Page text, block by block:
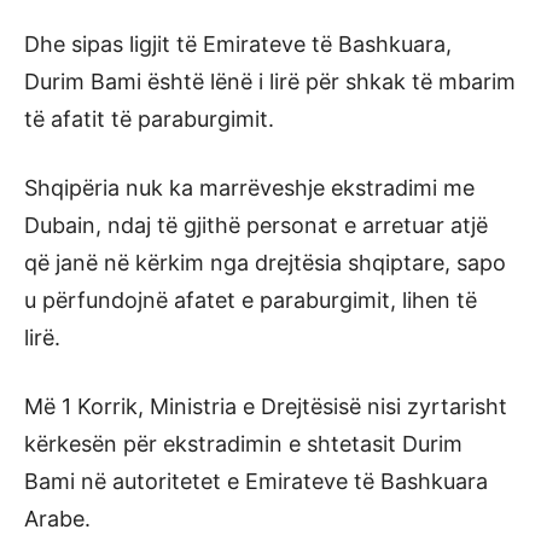
Dhe sipas ligjit të Emirateve të Bashkuara,
Durim Bami është lënë i lirë për shkak të mbarim
të afatit të paraburgimit.
Shqipëria nuk ka marrëveshje ekstradimi me
Dubain, ndaj të gjithë personat e arretuar atjë
që janë në kërkim nga drejtësia shqiptare, sapo
u përfundojnë afatet e paraburgimit, lihen të
lirë.
Më 1 Korrik, Ministria e Drejtësisë nisi zyrtarisht
kërkesën për ekstradimin e shtetasit Durim
Bami në autoritetet e Emirateve të Bashkuara
Arabe.